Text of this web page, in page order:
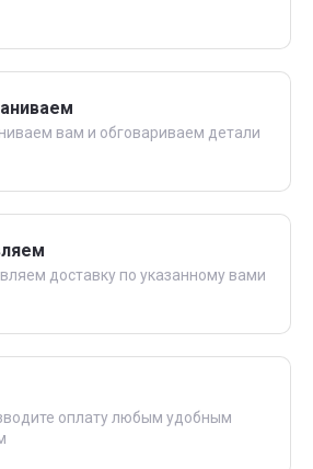
вам и обговариваем детали
доставку по указанному вами
оплату любым удобным